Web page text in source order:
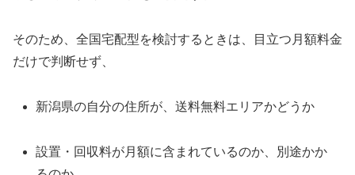
そのため、全国宅配型を検討するときは、目立つ月額料金
だけで判断せず、
新潟県の自分の住所が、送料無料エリアかどうか
設置・回収料が月額に含まれているのか、別途かか